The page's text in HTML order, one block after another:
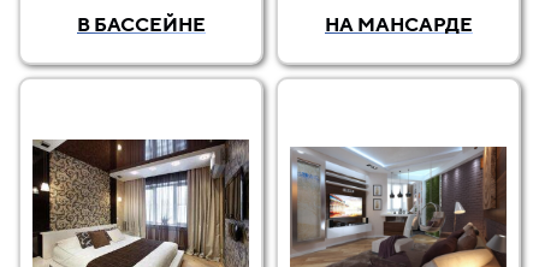
В БАССЕЙНЕ НА МАНСАРДЕ